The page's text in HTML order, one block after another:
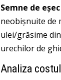
Semne de
neobișnuite de
ulei/grăsime
urechilor de
Analiza